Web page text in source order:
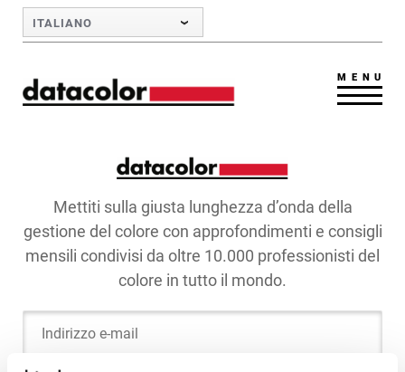
Skip to Main Content
ITALIANO
MENU
Mettiti sulla giusta lunghezza d’onda della
gestione del colore con approfondimenti e consigli
mensili condivisi da oltre 10.000 professionisti del
colore in tutto il mondo.
Indirizzo e-mail